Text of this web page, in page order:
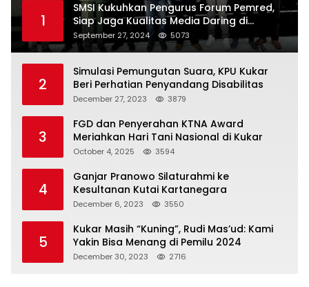
1
SMSI Kukuhkan Pengurus Forum Pemred,
Siap Jaga Kualitas Media Daring di
Indonesia
September 27, 2024 5073
2
Simulasi Pemungutan Suara, KPU Kukar
Beri Perhatian Penyandang Disabilitas
December 27, 2023 3879
3
FGD dan Penyerahan KTNA Award
Meriahkan Hari Tani Nasional di Kukar
October 4, 2025 3594
4
Ganjar Pranowo Silaturahmi ke
Kesultanan Kutai Kartanegara
December 6, 2023 3550
5
Kukar Masih “Kuning”, Rudi Mas’ud: Kami
Yakin Bisa Menang di Pemilu 2024
December 30, 2023 2716